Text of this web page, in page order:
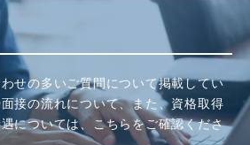
せの多いご質問について掲載してい
接の流れについて、また、資格取得
については、こちらをご確認くださ